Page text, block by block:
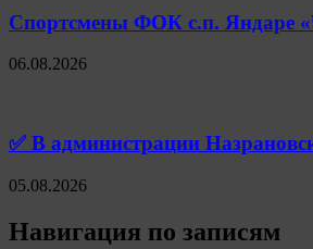
Спортсмены ФОК с.п. Яндаре
06.08.2026
✅ В администрации
05.08.2026
Навигация по записям